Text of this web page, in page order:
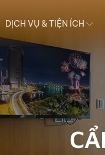
DỊCH VỤ & TIỆN ÍCH